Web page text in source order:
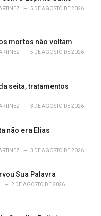
5 DE AGOSTO DE 2026
mortos não voltam
5 DE AGOSTO DE 2026
seita, tratamentos
3 DE AGOSTO DE 2026
não era Elias
3 DE AGOSTO DE 2026
Sua Palavra
2 DE AGOSTO DE 2026